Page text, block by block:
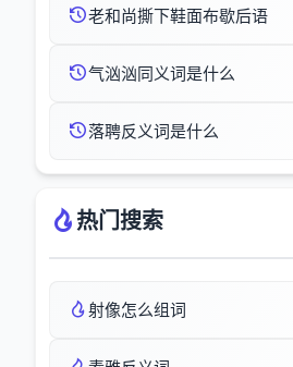
老和尚撕下鞋面布歇后语
气汹汹同义词是什么
落聘反义词是什么
热门搜索
射像怎么组词